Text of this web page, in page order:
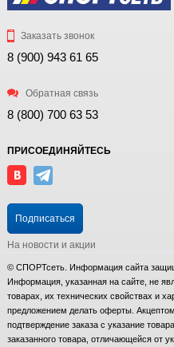
Заказать звонок
8 (900) 943 61 65
Обратная связь
8 (800) 700 63 53
ПРИСОЕДИНЯЙТЕСЬ
Подписаться
На новости и акции
© СПОРТсеть. Информация сайта
Информация, указанная на сайте, не
товарах, их технических свойствах и
предложением делать оферты.
подтверждение заказа с указание
заказанного товара, отличающейся от